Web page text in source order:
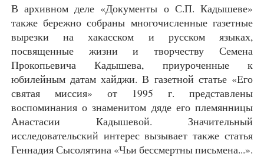
В архивном деле «Документы о С.П. Кадышеве»
также бережно собраны многочисленные газетные
вырезки на хакасском и русском языках,
посвященные жизни и творчеству Семена
Прокопьевича Кадышева, приуроченные к
юбилейным датам хайджи. В газетной статье «Его
святая миссия» от 1995 г. представлены
воспоминания о знаменитом дяде его племянницы
Анастасии Кадышевой. Значительный
исследовательский интерес вызывает также статья
Геннадия Сысолятина «Чьи бессмертны письмена...».